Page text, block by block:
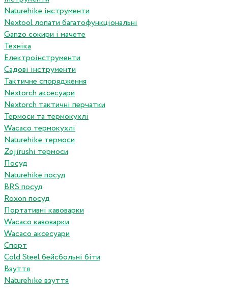
Naturehike інструменти
Nextool лопати багатофункціональні
Ganzo сокири і мачете
Техніка
Електроінструменти
Садові інструменти
Тактичне спорядження
Nextorch аксесуари
Nextorch тактичні перчатки
Термоси та термокухлі
Wacaco термокухлі
Naturehike термоси
Zojirushi термоси
Посуд
Naturehike посуд
BRS посуд
Roxon посуд
Портативні кавоварки
Wacaco кавоварки
Wacaco аксесуари
Спорт
Cold Steel бейсбольні біти
Взуття
Naturehike взуття